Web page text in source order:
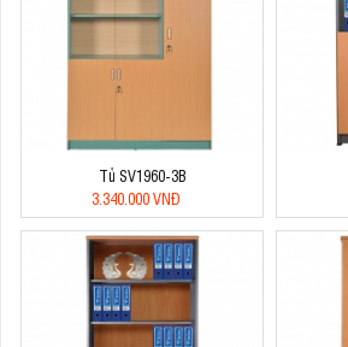
Tủ SV1960-3B
3.340.000 VNĐ